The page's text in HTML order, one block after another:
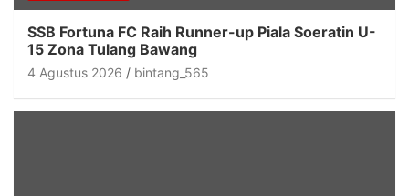
SSB Fortuna FC Raih Runner-up Piala Soeratin U-
15 Zona Tulang Bawang
4 Agustus 2026 bintang_565